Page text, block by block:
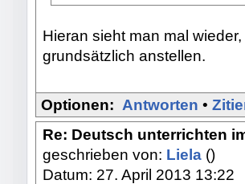
Hieran sieht man mal
grundsätzlich anstellen.
Optionen: Antworten •
Re: Deutsch unterrichten
geschrieben von: Liela ()
Datum: 27. April 2013 13:22